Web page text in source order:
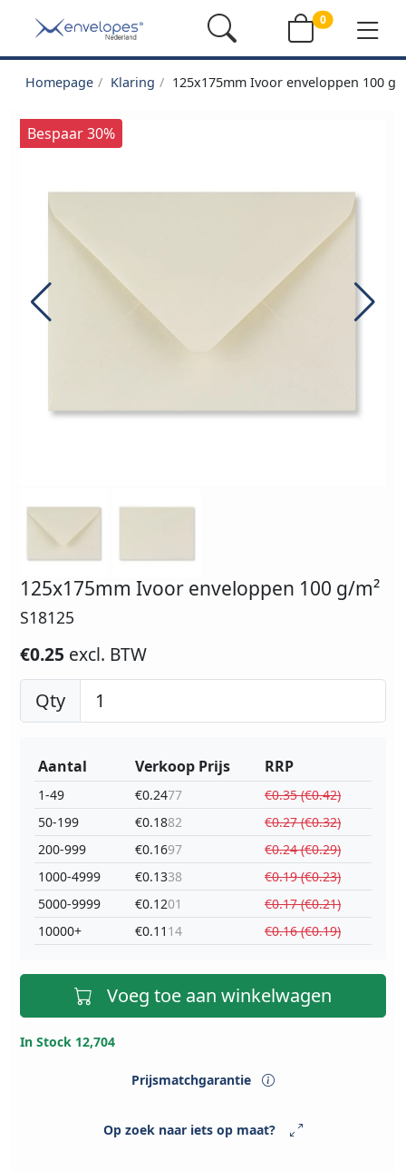
0
Homepage Klaring 125x175mm Ivoor enveloppen 100 g/
Bespaar 30%
125x175mm Ivoor enveloppen 100 g/m²
S18125
€0.25 excl. BTW
Qty
Aantal
1-49
50-199
200-999
1000-4999
5000-9999
10000+
Verkoop Prijs
€0.2477
€0.1882
€0.1697
€0.1338
€0.1201
€0.11 14
RRP
€0.35 (€0.42)
€0.27 (€0.32)
€0.24 (€0.29)
€0.19 (€0.23)
€0.17 (€0.21)
€0.16 (€0.19)
Voeg toe aan winkelwagen
In Stock 12,704
Prijsmatchgarantie
Op zoek naar iets op maat?